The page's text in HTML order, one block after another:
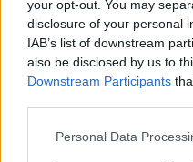
your opt-out. You may
disclosure of your personal
IAB’s list of downstream
also be disclosed by us to
Downstream Participants
Please note that this
Personal Data
Bowie Ziggy Stardust
που θα
Ζαππείου σε
Νιάρχος, την